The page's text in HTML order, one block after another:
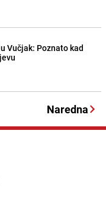
Vučjak: Poznato kad
Naredna